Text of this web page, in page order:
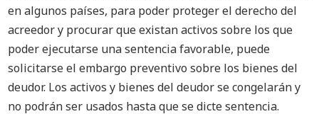
en algunos países, para poder proteger el derecho del
acreedor y procurar que existan activos sobre los que
poder ejecutarse una sentencia favorable, puede
solicitarse el embargo preventivo sobre los bienes del
deudor. Los activos y bienes del deudor se congelarán y
no podrán ser usados hasta que se dicte sentencia.